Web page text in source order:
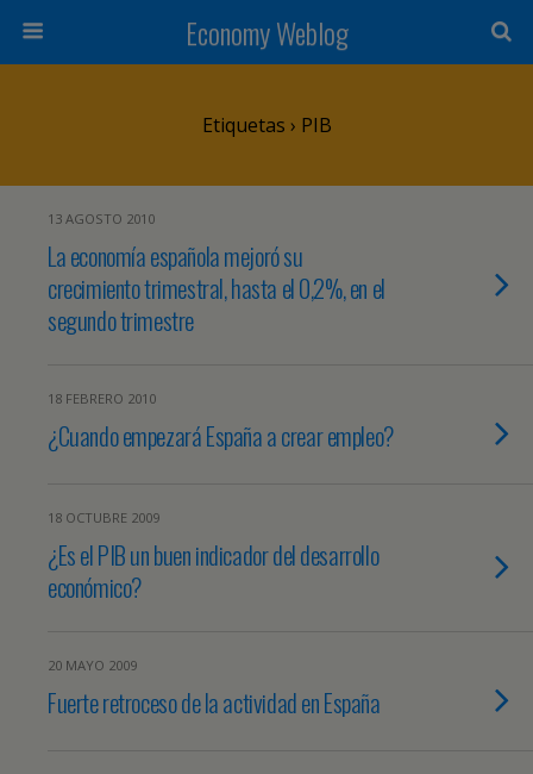
Economy Weblog
Etiquetas › PIB
13 AGOSTO 2010
La economía española mejoró su
crecimiento trimestral, hasta el 0,2%, en el
segundo trimestre
18 FEBRERO 2010
¿Cuando empezará España a crear empleo?
18 OCTUBRE 2009
¿Es el PIB un buen indicador del desarrollo
económico?
20 MAYO 2009
Fuerte retroceso de la actividad en España